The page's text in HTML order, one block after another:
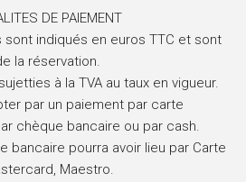
DE PAIEMENT
indiqués en euros TTC et sont
la réservation.
à la TVA au taux en vigueur.
par un paiement par carte
chèque bancaire ou par cash.
bancaire pourra avoir lieu par Carte
Maestro.